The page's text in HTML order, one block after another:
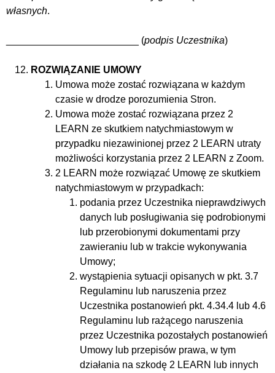
własnych.
________________________ (podpis Uczestnika)
ROZWIĄZANIE UMOWY
Umowa może zostać rozwiązana w każdym
czasie w drodze porozumienia Stron.
Umowa może zostać rozwiązana przez 2
LEARN ze skutkiem natychmiastowym w
przypadku niezawinionej przez 2 LEARN utraty
możliwości korzystania przez 2 LEARN z Zoom.
2 LEARN może rozwiązać Umowę ze skutkiem
natychmiastowym w przypadkach:
podania przez Uczestnika nieprawdziwych
danych lub posługiwania się podrobionymi
lub przerobionymi dokumentami przy
zawieraniu lub w trakcie wykonywania
Umowy;
wystąpienia sytuacji opisanych w pkt. 3.7
Regulaminu lub naruszenia przez
Uczestnika postanowień pkt. 4.34.4 lub 4.6
Regulaminu lub rażącego naruszenia
przez Uczestnika pozostałych postanowień
Umowy lub przepisów prawa, w tym
działania na szkodę 2 LEARN lub innych